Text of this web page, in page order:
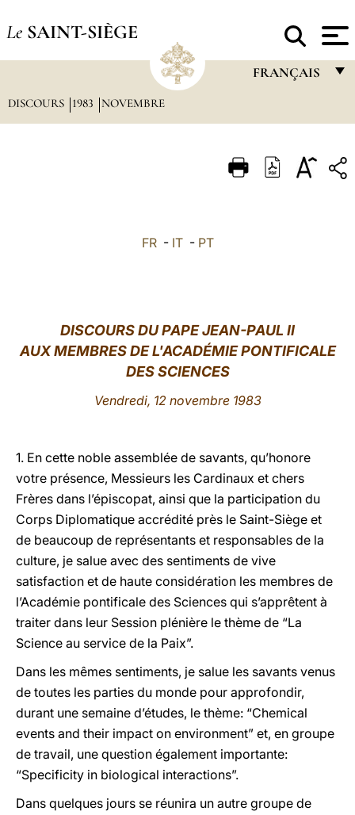
Le SAINT-SIÈGE
FRANÇAIS
ITALIANO
中文
DISCOURS 1983 NOVEMBRE
FR- IT- PT
DISCOURS DU PAPE JEAN-PAUL II
AUX MEMBRES DE L'ACADÉMIE PONTIFICALE
DES SCIENCES
Vendredi, 12 novembre 1983
1. En cette noble assemblée de savants, qu’honore
votre présence, Messieurs les Cardinaux et chers
Frères dans l’épiscopat, ainsi que la participation du
Corps Diplomatique accrédité près le Saint-Siège et
de beaucoup de représentants et responsables de la
culture, je salue avec des sentiments de vive
satisfaction et de haute considération les membres de
l’Académie pontificale des Sciences qui s’apprêtent à
traiter dans leur Session plénière le thème de “La
Science au service de la Paix”.
Dans les mêmes sentiments, je salue les savants venus
de toutes les parties du monde pour approfondir,
durant une semaine d’études, le thème: “Chemical
events and their impact on environment” et, en groupe
de travail, une question également importante:
“Specificity in biological interactions”.
Dans quelques jours se réunira un autre groupe de